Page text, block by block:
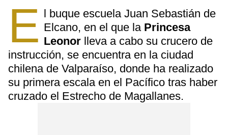
E l buque escuela Juan Sebastián de
Elcano, en el que laPrincesa
Leonor lleva a cabo su crucero de
instrucción, se encuentra en la ciudad
chilena de Valparaíso, donde ha realizado
su primera escala en el Pacífico tras haber
cruzado el Estrecho de Magallanes.